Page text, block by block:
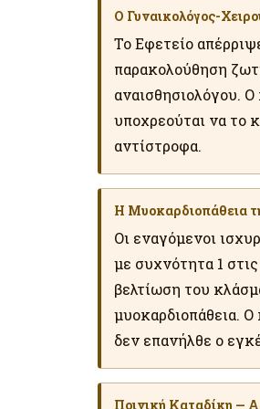
Ο Γυναικολόγος-
Το Εφετείο
παρακολούθηση
αναισθησιολόγου.
υποχρεούται να το
αντίστροφα.
Η Μυοκαρδιοπάθεια
Οι εναγόμενοι
με συχνότητα 1
βελτίωση του
μυοκαρδιοπάθεια.
δεν επανήλθε ο
Ποινική Καταδίκη —